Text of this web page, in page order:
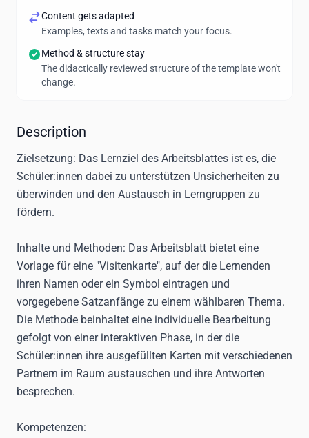
Content gets adapted
Examples, texts and tasks match your focus.
Method & structure stay
The didactically reviewed structure of the template won't
change.
Description
Zielsetzung: Das Lernziel des Arbeitsblattes ist es, die
Schüler:innen dabei zu unterstützen Unsicherheiten zu
überwinden und den Austausch in Lerngruppen zu
fördern.
Inhalte und Methoden: Das Arbeitsblatt bietet eine
Vorlage für eine "Visitenkarte", auf der die Lernenden
ihren Namen oder ein Symbol eintragen und
vorgegebene Satzanfänge zu einem wählbaren Thema.
Die Methode beinhaltet eine individuelle Bearbeitung
gefolgt von einer interaktiven Phase, in der die
Schüler:innen ihre ausgefüllten Karten mit verschiedenen
Partnern im Raum austauschen und ihre Antworten
besprechen.
Kompetenzen: